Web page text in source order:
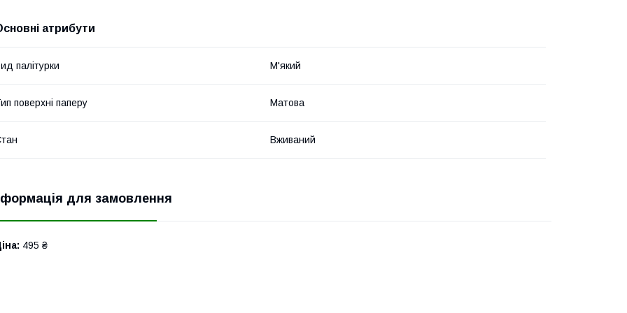
атрибути
палітурки М'який
поверхні паперу Матова
Вживаний
для замовлення
495 ₴